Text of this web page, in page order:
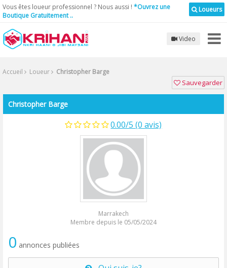
Loueurs
Vous êtes loueur professionnel ? Nous aussi ! *Ouvrez une
Boutique Gratuitement ..
Video
Accueil Loueur Christopher Barge
Sauvegarder
Christopher Barge
0.00/5 (0 avis)
Marrakech
Membre depuis le 05/05/2024
0 annonces publiées